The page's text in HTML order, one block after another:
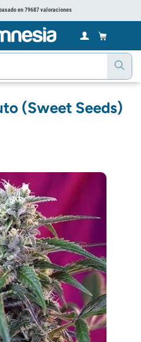
en 79687 valoraciones
(Sweet Seeds)